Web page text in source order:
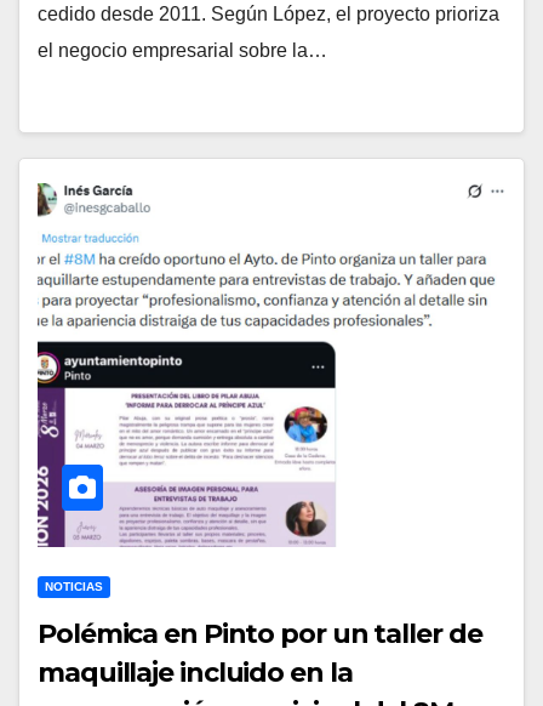
cedido desde 2011. Según López, el proyecto prioriza
el negocio empresarial sobre la…
NOTICIAS
Polémica en Pinto por un taller de
maquillaje incluido en la